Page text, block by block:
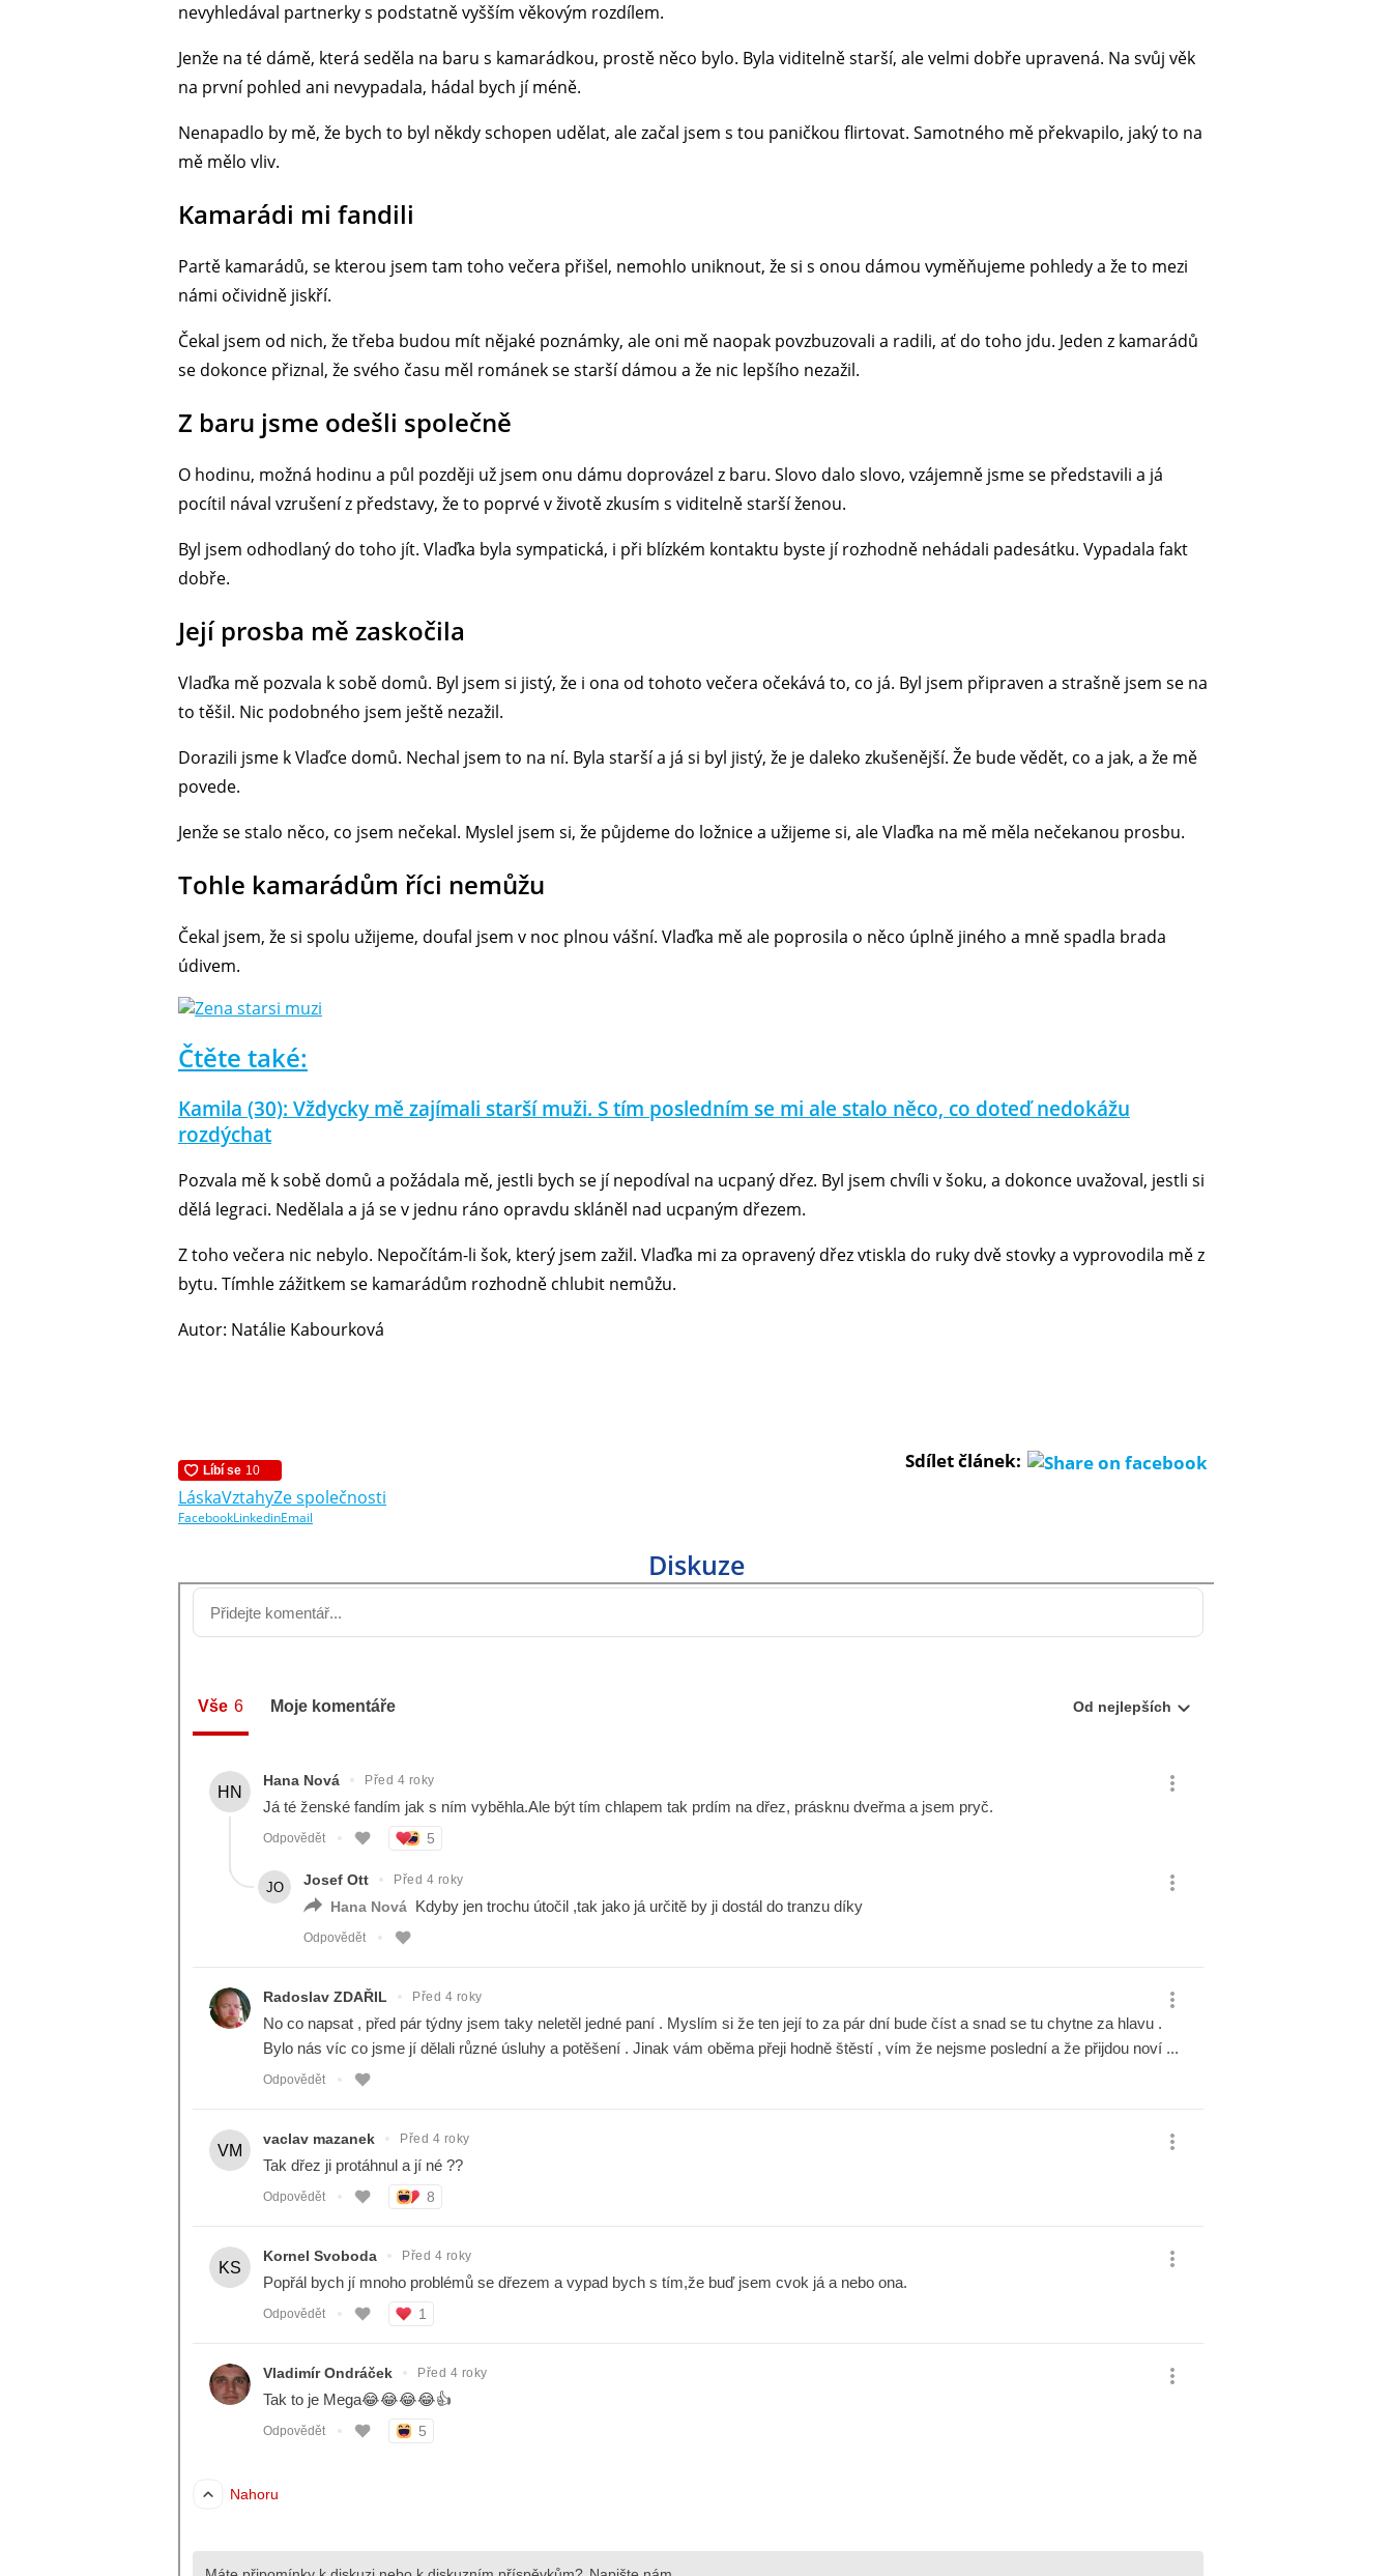
nevyhledával partnerky s podstatně vyšším věkovým rozdílem.
Jenže na té dámě, která seděla na baru s kamarádkou, prostě něco bylo. Byla viditelně starší, ale velmi dobře upravená. Na svůj věk
na první pohled ani nevypadala, hádal bych jí méně.
Nenapadlo by mě, že bych to byl někdy schopen udělat, ale začal jsem s tou paničkou flirtovat. Samotného mě překvapilo, jaký to na
mě mělo vliv.
Kamarádi mi fandili
Partě kamarádů, se kterou jsem tam toho večera přišel, nemohlo uniknout, že si s onou dámou vyměňujeme pohledy a že to mezi
námi očividně jiskří.
Čekal jsem od nich, že třeba budou mít nějaké poznámky, ale oni mě naopak povzbuzovali a radili, ať do toho jdu. Jeden z kamarádů
se dokonce přiznal, že svého času měl románek se starší dámou a že nic lepšího nezažil.
Z baru jsme odešli společně
O hodinu, možná hodinu a půl později už jsem onu dámu doprovázel z baru. Slovo dalo slovo, vzájemně jsme se představili a já
pocítil nával vzrušení z představy, že to poprvé v životě zkusím s viditelně starší ženou.
Byl jsem odhodlaný do toho jít. Vlaďka byla sympatická, i při blízkém kontaktu byste jí rozhodně nehádali padesátku. Vypadala fakt
dobře.
Její prosba mě zaskočila
Vlaďka mě pozvala k sobě domů. Byl jsem si jistý, že i ona od tohoto večera očekává to, co já. Byl jsem připraven a strašně jsem se na
to těšil. Nic podobného jsem ještě nezažil.
Dorazili jsme k Vlaďce domů. Nechal jsem to na ní. Byla starší a já si byl jistý, že je daleko zkušenější. Že bude vědět, co a jak, a že mě
povede.
Jenže se stalo něco, co jsem nečekal. Myslel jsem si, že půjdeme do ložnice a užijeme si, ale Vlaďka na mě měla nečekanou prosbu.
Tohle kamarádům říci nemůžu
Čekal jsem, že si spolu užijeme, doufal jsem v noc plnou vášní. Vlaďka mě ale poprosila o něco úplně jiného a mně spadla brada
údivem.
Čtěte také:
Kamila (30): Vždycky mě zajímali starší muži. S tím posledním se mi ale stalo něco, co doteď nedokážu
rozdýchat
Pozvala mě k sobě domů a požádala mě, jestli bych se jí nepodíval na ucpaný dřez. Byl jsem chvíli v šoku, a dokonce uvažoval, jestli si
dělá legraci. Nedělala a já se v jednu ráno opravdu skláněl nad ucpaným dřezem.
Z toho večera nic nebylo. Nepočítám-li šok, který jsem zažil. Vlaďka mi za opravený dřez vtiskla do ruky dvě stovky a vyprovodila mě z
bytu. Tímhle zážitkem se kamarádům rozhodně chlubit nemůžu.
Autor: Natálie Kabourková
Sdílet článek:
LáskaVztahyZe společnosti
FacebookLinkedinEmail
Diskuze